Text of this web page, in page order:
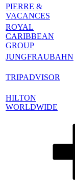
PIERRE &
VACANCES
ROYAL
CARIBBEAN
GROUP
JUNGFRAUBAHN
TRIPADVISOR
HILTON
WORLDWIDE